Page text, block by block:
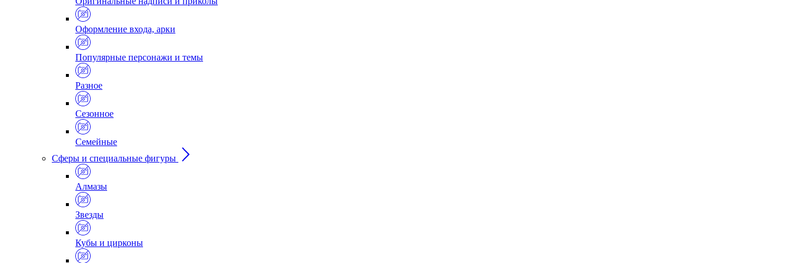
Оформление входа, арки
Популярные персонажи и темы
Разное
Сезонное
Семейные
Сферы и специальные фигуры
Алмазы
Звезды
Кубы и цирконы